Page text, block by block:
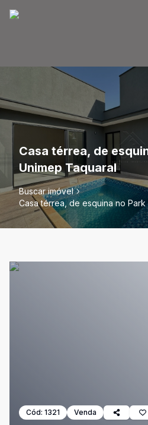
Casa térrea, de
Unimep Taquaral
Buscar imóvel
Casa térrea, de esquina no Park
Cód: 1321 Venda